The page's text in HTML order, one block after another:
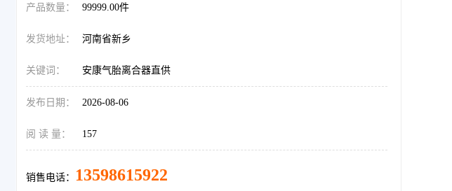
产品数量： 99999.00件
发货地址： 河南省新乡
关键词： 安康气胎离合器直供
发布日期： 2026-08-06
阅 读 量： 157
销售电话： 13598615922